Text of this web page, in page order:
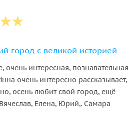
город с великой историей
интересная, познавательная
очень интересно рассказывает,
осень любит свой город, ещё
Елена, Юрий,. Самара